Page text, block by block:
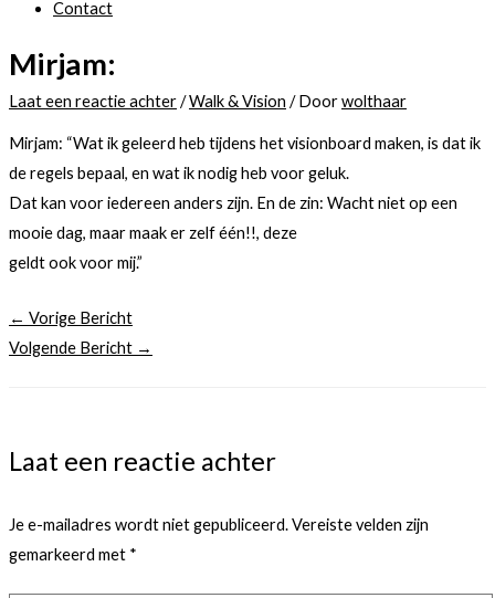
Contact
Mirjam:
Laat een reactie achter/Walk & Vision / Doorwolthaar
Mirjam: “Wat ik geleerd heb tijdens het visionboard maken, is dat ik
de regels bepaal, en wat ik nodig heb voor geluk.
Dat kan voor iedereen anders zijn. En de zin: Wacht niet op een
mooie dag, maar maak er zelf één!!, deze
geldt ook voor mij.”
← Vorige Bericht
Volgende Bericht →
Laat een reactie achter
Je e-mailadres wordt niet gepubliceerd.Vereiste velden zijn
gemarkeerd met *